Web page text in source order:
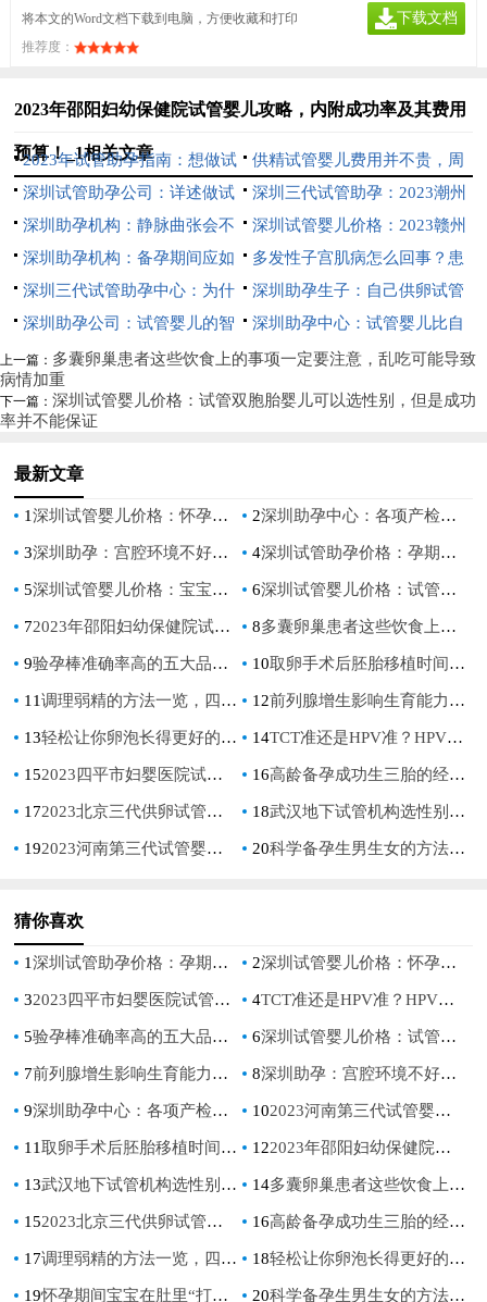
将本文的Word文档下载到电脑，方便收藏和打印
推荐度：
下载文档
2023年邵阳妇幼保健院试管婴儿攻略，内附成功率及其费用
预算！_1相关文章
2023年试管助孕指南：想做试
管但不了解的患者赶紧收藏
供精试管婴儿费用并不贵，周
期只需要5万元
深圳试管助孕公司：详述做试
管后身体差的4种调理方法
深圳三代试管助孕：2023潮州
中心医院试管婴儿流程指南，助
孕成功率预估
深圳助孕机构：静脉曲张会不
会遗传，这些治疗方式能有效帮
助解决烦恼
深圳试管婴儿价格：2023赣州
市妇保院试管婴儿全方位指南，
附成功率参考
深圳助孕机构：备孕期间应如
何预防18三体出生缺陷？这3个
方法了解一下
多发性子宫肌病怎么回事？患
者应积极接受治疗
深圳三代试管助孕中心：为什
么不想做HPV和TCT检查- 3个原
因揭秘
深圳助孕生子：自己供卵试管
婴儿的全流程一文揭晓
深圳助孕公司：试管婴儿的智
商并无差异性，与自然怀孕的孩
子一样
深圳助孕中心：试管婴儿比自
然受孕更容易流产？流产率其实
相差不大
上一篇： 多囊卵巢患者这些饮食上的事项一定要注意，乱吃可能导致
病情加重
下一篇： 深圳试管婴儿价格：试管双胞胎婴儿可以选性别，但是成功
率并不能保证
最新文章
1深圳试管婴儿价格：怀孕几个月不能做人流手术？孕期12周的注意事项 2深圳助孕中心：各项产检前的注意事项，是否空腹看情况
3深圳助孕：宫腔环境不好怎么调理？宫腔环境不好主要是这些原因 4深圳试管助孕价格：孕期尿道突然刺痛正常吗,孕期尿道突然刺痛怎么办
5深圳试管婴儿价格：宝宝大便酸臭怎么办？新生儿大便酸臭元凶家长要了解 6深圳试管婴儿价格：试管双胞胎婴儿可以选性别，但是成功率并不能保证
72023年邵阳妇幼保健院试管婴儿攻略，内附成功率及其费用预算！_1 8多囊卵巢患者这些饮食上的事项一定要注意，乱吃可能导致病情加重
9验孕棒准确率高的五大品牌推荐，一分钟学会正确选购方法！ 10取卵手术后胚胎移植时间介绍，一般只需要3-5天
11调理弱精的方法一览，四个方法助你改善弱精症状 12前列腺增生影响生育能力吗？如何保护你的前列腺
13轻松让你卵泡长得更好的食疗方法，赶紧记下来 14TCT准还是HPV准？HPV查验的原理搞清楚才好选择
152023四平市妇婴医院试管婴儿医疗团队介绍，费用及成功率参考 16高龄备孕成功生三胎的经验分享，生男孩并不是巧合
172023北京三代供卵试管婴儿费用明细，由五部分组成 18武汉地下试管机构选性别只需八万八，三分钟告诉你是否靠谱
192023河南第三代试管婴儿价格参考（内附详细流程） 20科学备孕生男生女的方法一览，附备孕期间的注意事项
猜你喜欢
1深圳试管助孕价格：孕期尿道突然刺痛正常吗,孕期尿道突然刺痛怎么办 2深圳试管婴儿价格：怀孕几个月不能做人流手术？孕期12周的注意事项
32023四平市妇婴医院试管婴儿医疗团队介绍，费用及成功率参考 4TCT准还是HPV准？HPV查验的原理搞清楚才好选择
5验孕棒准确率高的五大品牌推荐，一分钟学会正确选购方法！ 6深圳试管婴儿价格：试管双胞胎婴儿可以选性别，但是成功率并不能保证
7前列腺增生影响生育能力吗？如何保护你的前列腺 8深圳助孕：宫腔环境不好怎么调理？宫腔环境不好主要是这些原因
9深圳助孕中心：各项产检前的注意事项，是否空腹看情况 102023河南第三代试管婴儿价格参考（内附详细流程）
11取卵手术后胚胎移植时间介绍，一般只需要3-5天 122023年邵阳妇幼保健院试管婴儿攻略，内附成功率及其费用预算！_1
13武汉地下试管机构选性别只需八万八，三分钟告诉你是否靠谱 14多囊卵巢患者这些饮食上的事项一定要注意，乱吃可能导致病情加重
152023北京三代供卵试管婴儿费用明细，由五部分组成 16高龄备孕成功生三胎的经验分享，生男孩并不是巧合
17调理弱精的方法一览，四个方法助你改善弱精症状 18轻松让你卵泡长得更好的食疗方法，赶紧记下来
19怀孕期间宝宝在肚里“打嗝”是正常现象吗？ 20科学备孕生男生女的方法一览，附备孕期间的注意事项